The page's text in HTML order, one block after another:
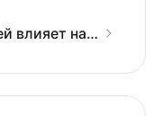
влияет на